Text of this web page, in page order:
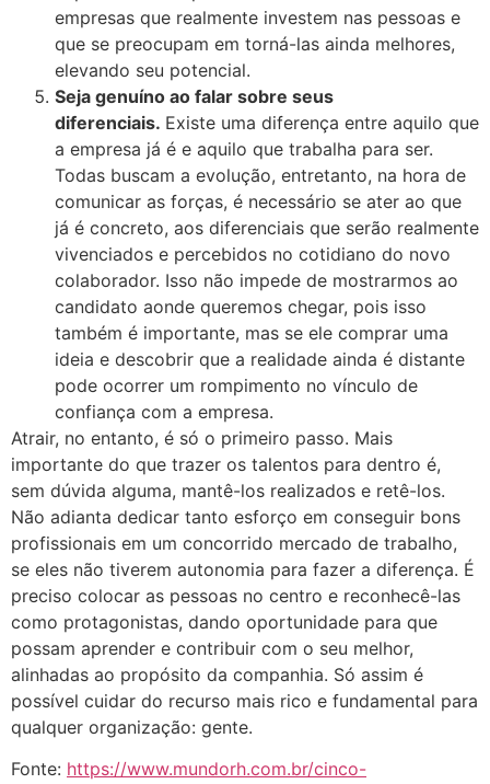
empresas que realmente investem nas pessoas e
que se preocupam em torná-las ainda melhores,
elevando seu potencial.
Seja genuíno ao falar sobre seus
diferenciais. Existe uma diferença entre aquilo que
a empresa já é e aquilo que trabalha para ser.
Todas buscam a evolução, entretanto, na hora de
comunicar as forças, é necessário se ater ao que
já é concreto, aos diferenciais que serão realmente
vivenciados e percebidos no cotidiano do novo
colaborador. Isso não impede de mostrarmos ao
candidato aonde queremos chegar, pois isso
também é importante, mas se ele comprar uma
ideia e descobrir que a realidade ainda é distante
pode ocorrer um rompimento no vínculo de
confiança com a empresa.
Atrair, no entanto, é só o primeiro passo. Mais
importante do que trazer os talentos para dentro é,
sem dúvida alguma, mantê-los realizados e retê-los.
Não adianta dedicar tanto esforço em conseguir bons
profissionais em um concorrido mercado de trabalho,
se eles não tiverem autonomia para fazer a diferença. É
preciso colocar as pessoas no centro e reconhecê-las
como protagonistas, dando oportunidade para que
possam aprender e contribuir com o seu melhor,
alinhadas ao propósito da companhia. Só assim é
possível cuidar do recurso mais rico e fundamental para
qualquer organização: gente.
Fonte: https://www.mundorh.com.br/cinco-